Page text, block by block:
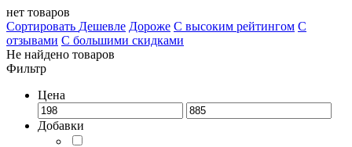
нет товаров
Сортировать Дешевле Дороже С высоким рейтингом C
отзывами С большими скидками
Не найдено товаров
Фильтр
Цена
Добавки